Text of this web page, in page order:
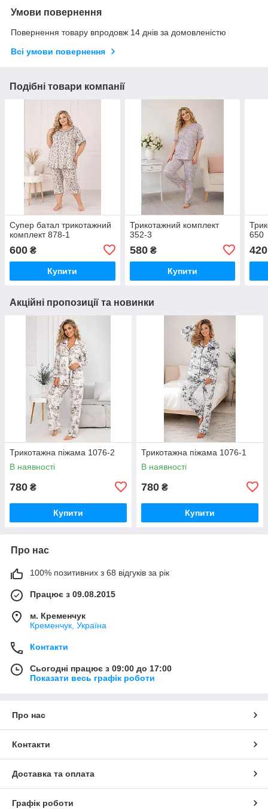
Умови повернення
Повернення товару впродовж 14 днів за домовленістю
Всі умови повернення
Подібні товари компанії
Супер батал трикотажний
комплект 878-1
600 ₴
Купити
Трикотажний комплект
352-3
580₴
Купити
650
420
Акційні пропозиції та новинки
Трикотажна піжама 1076-2
В наявності
780 ₴
Купити
Трикотажна піжама 1076-1
В наявності
780 ₴
Купити
Про нас
100% позитивних з 68 відгуків за рік
Працює з 09.08.2015
м. Кременчук
Кременчук, Україна
Контакти
Сьогодні працює з 09:00 до 17:00
Показати весь графік роботи
Про нас
Контакти
Доставка та оплата
Графік роботи